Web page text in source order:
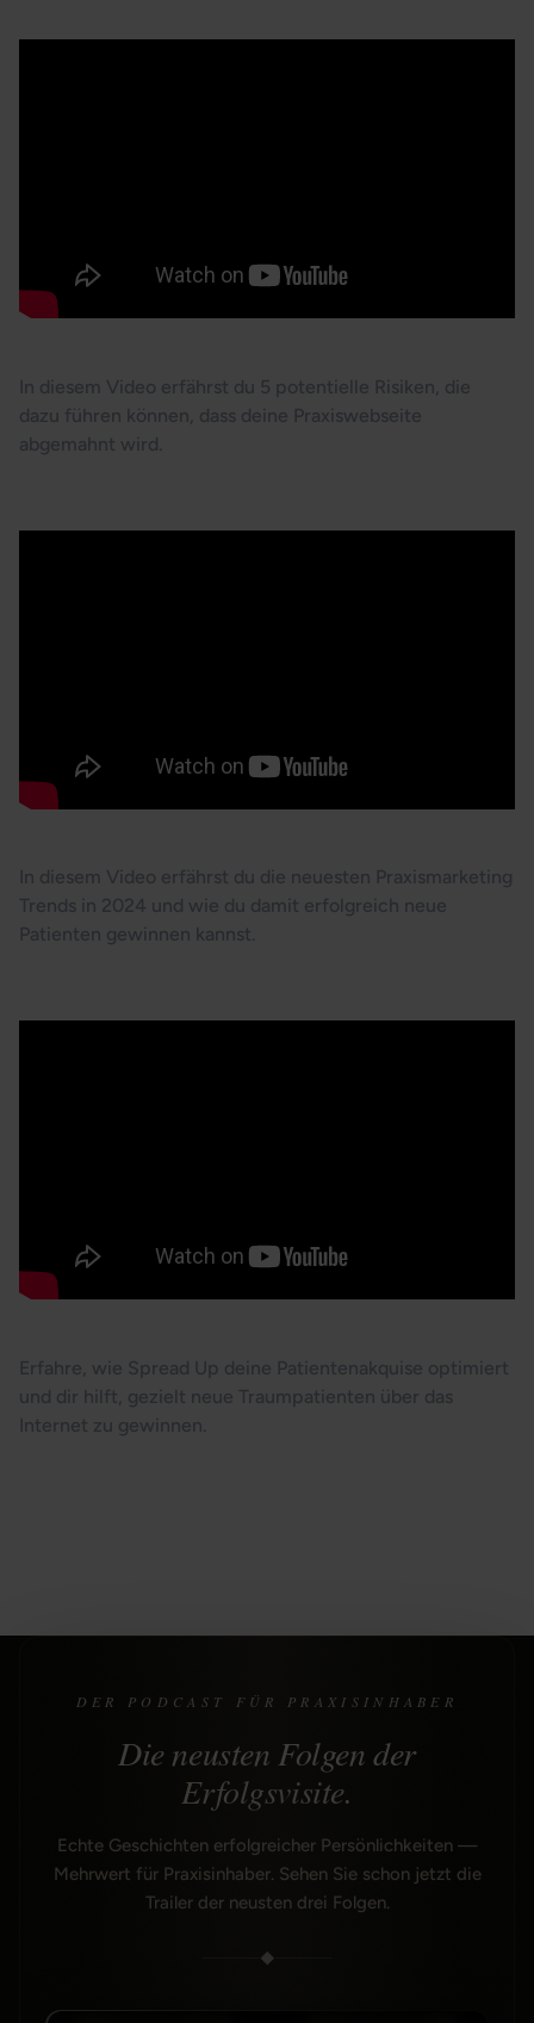
In diesem Video erfährst du 5 potentielle Risiken, die
dazu führen können, dass deine Praxiswebseite
abgemahnt wird.
In diesem Video erfährst du die neuesten Praxismarketing
Trends in 2024 und wie du damit erfolgreich neue
Patienten gewinnen kannst.
Erfahre, wie Spread Up deine Patientenakquise optimiert
und dir hilft, gezielt neue Traumpatienten über das
Internet zu gewinnen.
DER PODCAST FÜR PRAXISINHABER
Die neusten Folgen der
Erfolgsvisite.
Echte Geschichten erfolgreicher Persönlichkeiten —
Mehrwert für Praxisinhaber. Sehen Sie schon jetzt die
Trailer der neusten drei Folgen.
◆